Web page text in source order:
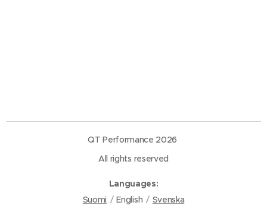
QT Performance 2026
All rights reserved
Languages
Suomi
English Svenska